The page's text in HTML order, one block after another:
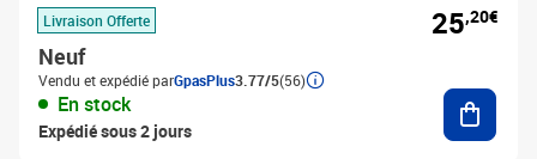
Livraison Offerte
Neuf
Vendu et expédié parGpasPlus3.77/5(56)
En stock
Expédié sous 2 jours
25,20€